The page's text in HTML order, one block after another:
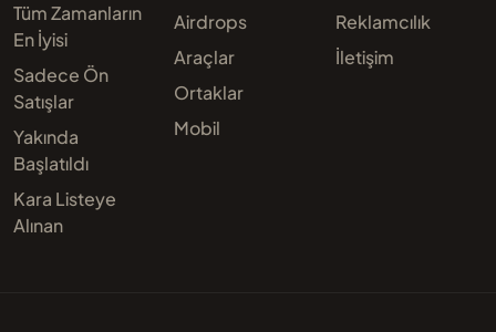
Tüm Zamanların
En İyisi
Sadece Ön
Satışlar
Yakında
Başlatıldı
Kara Listeye
Alınan
Airdrops
Araçlar
Ortaklar
Mobil
Reklamcılık
İletişim